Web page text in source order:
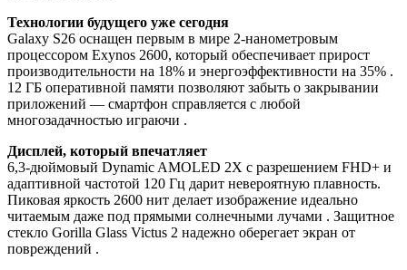
Технологии будущего уже сегодня
Galaxy S26 оснащен первым в мире 2-нанометровым
процессором Exynos 2600, который обеспечивает прирост
производительности на 18% и энергоэффективности на 35% .
12 ГБ оперативной памяти позволяют забыть о закрывании
приложений — смартфон справляется с любой
многозадачностью играючи .
Дисплей, который впечатляет
6,3-дюймовый Dynamic AMOLED 2X с разрешением FHD+ и
адаптивной частотой 120 Гц дарит невероятную плавность.
Пиковая яркость 2600 нит делает изображение идеально
читаемым даже под прямыми солнечными лучами . Защитное
стекло Gorilla Glass Victus 2 надежно оберегает экран от
повреждений .